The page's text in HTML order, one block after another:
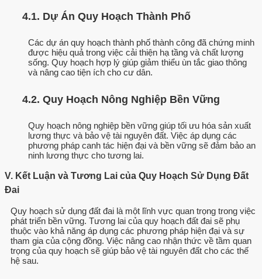
4.1. Dự Án Quy Hoạch Thành Phố
Các dự án quy hoạch thành phố thành công đã chứng minh
được hiệu quả trong việc cải thiện hạ tầng và chất lượng
sống. Quy hoạch hợp lý giúp giảm thiểu ùn tắc giao thông
và nâng cao tiện ích cho cư dân.
4.2. Quy Hoạch Nông Nghiệp Bền Vững
Quy hoạch nông nghiệp bền vững giúp tối ưu hóa sản xuất
lương thực và bảo vệ tài nguyên đất. Việc áp dụng các
phương pháp canh tác hiện đại và bền vững sẽ đảm bảo an
ninh lương thực cho tương lai.
V. Kết Luận và Tương Lai của Quy Hoạch Sử Dụng Đất
Đai
Quy hoạch sử dụng đất đai là một lĩnh vực quan trọng trong việc
phát triển bền vững. Tương lai của quy hoạch đất đai sẽ phụ
thuộc vào khả năng áp dụng các phương pháp hiện đại và sự
tham gia của cộng đồng. Việc nâng cao nhận thức về tầm quan
trọng của quy hoạch sẽ giúp bảo vệ tài nguyên đất cho các thế
hệ sau.